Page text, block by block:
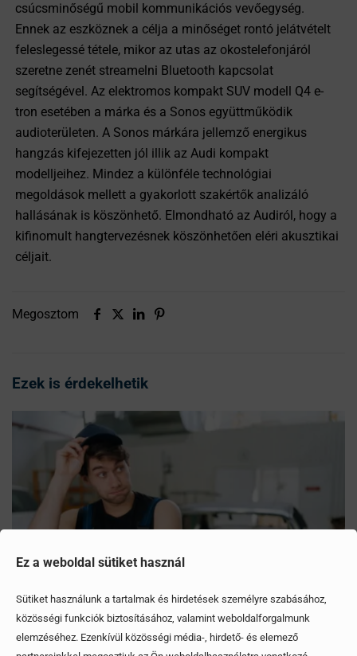
Ez a weboldal sütiket használ
Sütiket használunk a tartalmak és hirdetések személyre szabásához,
közösségi funkciók biztosításához, valamint weboldalforgalmunk
elemzéséhez. Ezenkívül közösségi média-, hirdető- és elemező
csúcsminőségű mobil kommunikációs vevőegység.
Ennek az eszköznek a célja a minőséget rontó jelátvételt
feleslegessé tétele, mikor az utas az okostelefonjáról
szeretne zenét streamelni Bluetooth kapcsolat
segítségével. Az elektromos kompakt SUV modell Q4 e-
tron esetében a márka és a Sonos együttműködik
audioterületen. A Sonos márkára jellemző energikus
hangzás kifejezetten jól illik az Audi kompakt
modelljeihez. Mindez a különféle technológiai
megoldások mellett a gyakorlott szakértők analizáló
hallásának is köszönhető. Elmondható az Audiról, hogy a
kifinomult hangtervezésnek köszönhetően eléri akusztikai
céljait.
Megosztom
Ezek is érdekelhetik